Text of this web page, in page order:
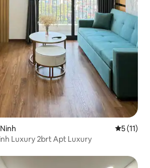
Średnia
5 (11)
Luxury 2brt Apt Luxury